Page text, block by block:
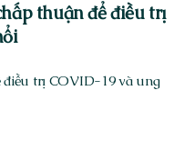
thuận để điều trị
điều trị COVID-19 và ung